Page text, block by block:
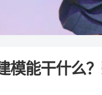
模能干什么